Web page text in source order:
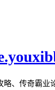
、传奇霸